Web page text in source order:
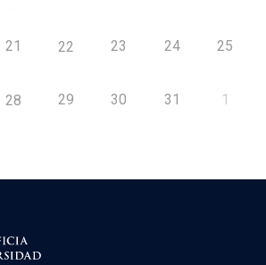
21 22 23 24 25
28 29 30 31 1